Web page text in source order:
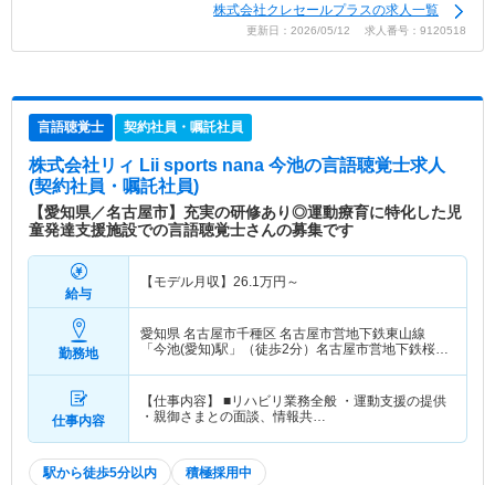
株式会社クレセールプラスの求人一覧
更新日：2026/05/12 求人番号：9120518
言語聴覚士 契約社員・嘱託社員
株式会社リィ Lii sports nana 今池の言語聴覚士求人
(契約社員・嘱託社員)
【愛知県／名古屋市】充実の研修あり◎運動療育に特化した児
童発達支援施設での言語聴覚士さんの募集です
給与
【モデル月収】 26.1万円～
勤務地
愛知県 名古屋市千種区 名古屋市営地下鉄東山線
「今池(愛知)駅」（徒歩2分）名古屋市営地下鉄桜通
仕事内容
【仕事内容】 ■リハビリ業務全般 ・運動支援の提供
・親御さまとの面談、情報共…
駅から徒歩5分以内 積極採用中